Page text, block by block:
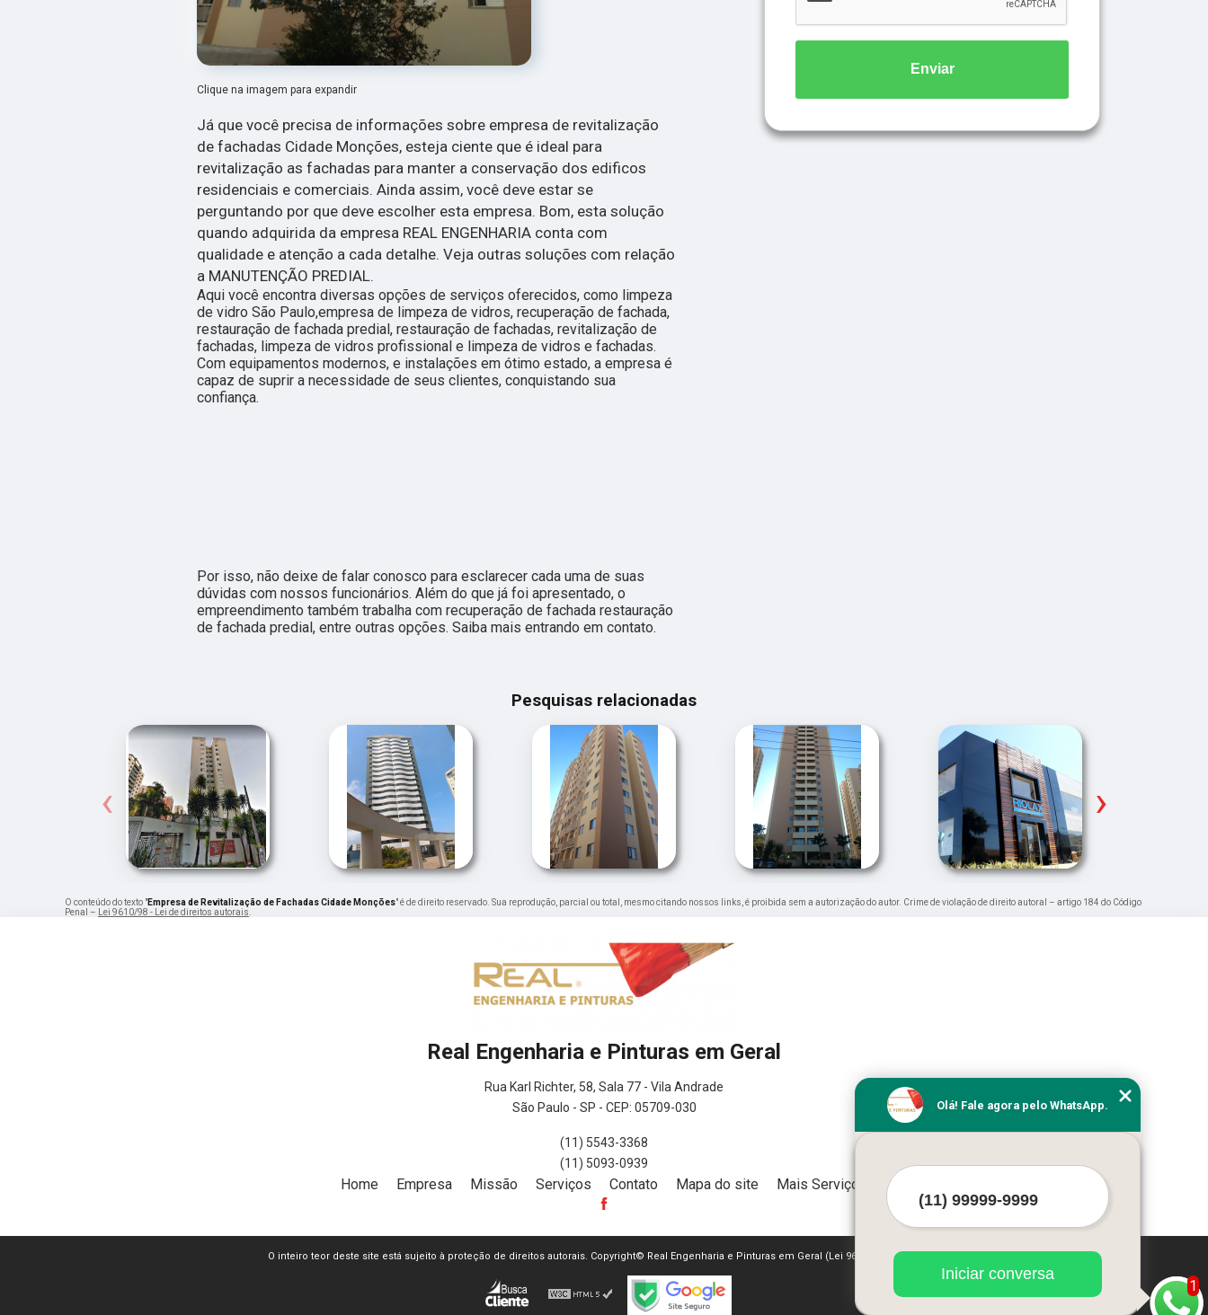
Clique na imagem para expandir
Já que você precisa de informações sobre empresa de revitalização
de fachadas Cidade Monções, esteja ciente que é ideal para
revitalização as fachadas para manter a conservação dos edificos
residenciais e comerciais. Ainda assim, você deve estar se
perguntando por que deve escolher esta empresa. Bom, esta solução
quando adquirida da empresa REAL ENGENHARIA conta com
qualidade e atenção a cada detalhe. Veja outras soluções com relação
a MANUTENÇÃO PREDIAL.
Aqui você encontra diversas opções de serviços oferecidos, como limpeza
de vidro São Paulo,empresa de limpeza de vidros, recuperação de fachada,
restauração de fachada predial, restauração de fachadas, revitalização de
fachadas, limpeza de vidros profissional e limpeza de vidros e fachadas.
Com equipamentos modernos, e instalações em ótimo estado, a empresa é
capaz de suprir a necessidade de seus clientes, conquistando sua
confiança.
Por isso, não deixe de falar conosco para esclarecer cada uma de suas
dúvidas com nossos funcionários. Além do que já foi apresentado, o
empreendimento também trabalha com recuperação de fachada restauração
de fachada predial, entre outras opções. Saiba mais entrando em contato.
Enviar
Pesquisas relacionadas
‹ ›
O conteúdo do texto "Empresa de Revitalização de Fachadas Cidade Monções" é de direito reservado. Sua reprodução, parcial ou total, mesmo citando nossos links, é proibida sem a autorização do autor. Crime de violação de direito autoral – artigo 184 do Código
Penal – Lei 9610/98 - Lei de direitos autorais.
Real Engenharia e Pinturas em Geral
Rua Karl Richter, 58, Sala 77 - Vila Andrade
São Paulo - SP - CEP: 05709-030
(11) 5543-3368
(11) 5093-0939
Home Empresa Missão Serviços Contato Mapa do site Mais Serviços
O inteiro teor deste site está sujeito à proteção de direitos autorais. Copyright© Real Engenharia e Pinturas em Geral (Lei 9610 de 19/02/1998)
1
Olá! Fale agora pelo WhatsApp.
Iniciar conversa